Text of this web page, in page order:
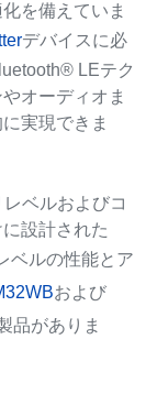
を備えていま
デバイスに必
LEテク
オーディオま
実現できま
ベルおよびコ
設計された
ベルの性能とア
および
品がありま